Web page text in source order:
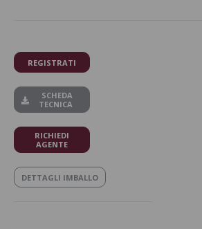
REGISTRATI
SCHEDA
TECNICA
RICHIEDI
AGENTE
DETTAGLI IMBALLO